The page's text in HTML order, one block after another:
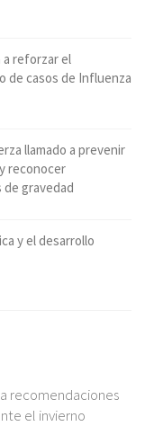
a reforzar el
de casos de Influenza
llamado a prevenir
reconocer
gravedad
y el desarrollo
recomendaciones
el invierno